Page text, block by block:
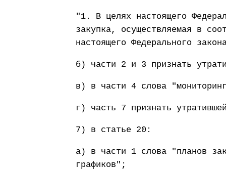
"1. В целях настоящего
закупка, осуществляемая в
настоящего Федерального
б) части 2 и 3 признать
в) в части 4 слова
г) часть 7 признать
7) в статье 20:
а) в части 1 слова "планов
графиков";